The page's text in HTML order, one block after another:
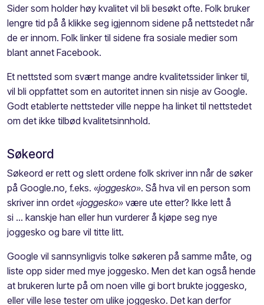
Sider som holder høy kvalitet vil bli besøkt ofte. Folk bruker
lengre tid på å klikke seg igjennom sidene på nettstedet når
de er innom. Folk linker til sidene fra sosiale medier som
blant annet Facebook.
Et nettsted som svært mange andre kvalitetssider linker til,
vil bli oppfattet som en autoritet innen sin nisje av Google.
Godt etablerte nettsteder ville neppe ha linket til nettstedet
om det ikke tilbød kvalitetsinnhold.
Søkeord
Søkeord er rett og slett ordene folk skriver inn når de søker
på Google.no, f.eks. «joggesko». Så hva vil en person som
skriver inn ordet «joggesko» være ute etter? Ikke lett å
si ... kanskje han eller hun vurderer å kjøpe seg nye
joggesko og bare vil titte litt.
Google vil sannsynligvis tolke søkeren på samme måte, og
liste opp sider med mye joggesko. Men det kan også hende
at brukeren lurte på om noen ville gi bort brukte joggesko,
eller ville lese tester om ulike joggesko. Det kan derfor